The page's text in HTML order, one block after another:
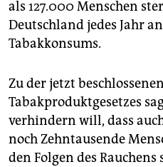
als 127.000 Menschen
Deutschland jedes Jahr
Tabakkonsums.
Zu der jetzt
Tabakproduktgesetzes
verhindern will, dass
noch Zehntausende
den Folgen des